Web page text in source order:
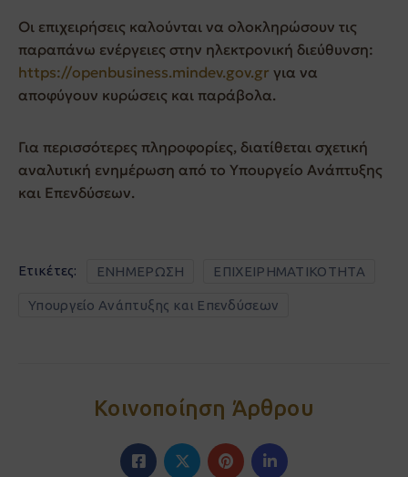
Οι επιχειρήσεις καλούνται να ολοκληρώσουν τις
παραπάνω ενέργειες στην ηλεκτρονική διεύθυνση:
https://openbusiness.mindev.gov.gr για να
αποφύγουν κυρώσεις και παράβολα.
Για περισσότερες πληροφορίες, διατίθεται σχετική
αναλυτική ενημέρωση από το Υπουργείο Ανάπτυξης
και Επενδύσεων.
Ετικέτες: ΕΝΗΜΕΡΩΣΗ ΕΠΙΧΕΙΡΗΜΑΤΙΚΟΤΗΤΑ
Υπουργείο Ανάπτυξης και Επενδύσεων
Κοινοποίηση Άρθρου